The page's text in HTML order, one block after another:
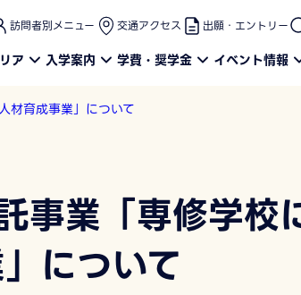
の本文へ
訪問者別メニュー 交通アクセス 出願・エントリー
ア 入学案内 学費・奨学金 イベント情報
材育成事業」について
事業「専修学校
について